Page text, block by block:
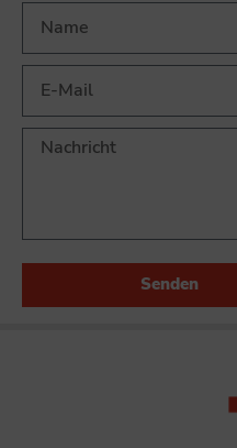
Senden